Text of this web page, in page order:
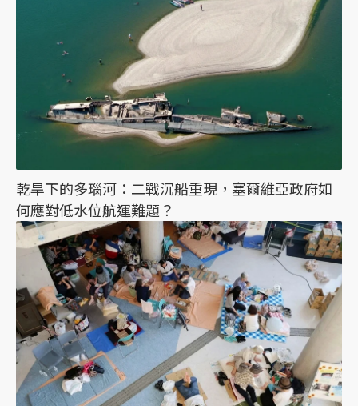
乾旱下的多瑙河：二戰沉船重現，塞爾維亞政府如
何應對低水位航運難題？